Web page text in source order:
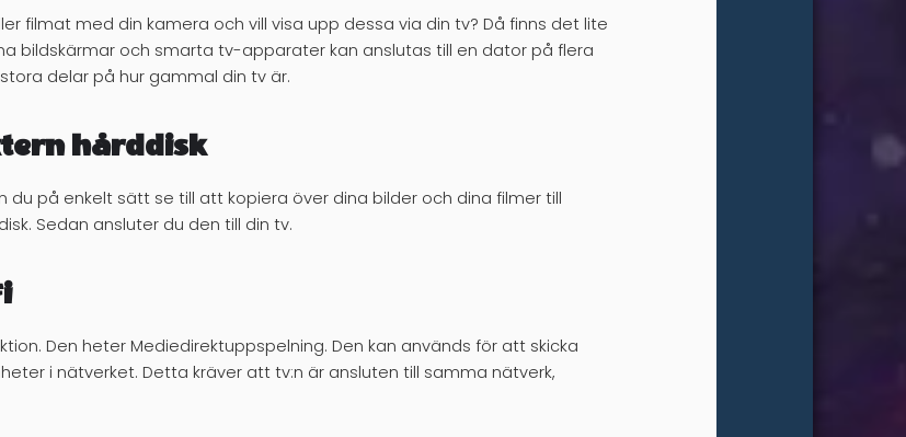
filmat med din kamera och vill visa upp dessa via din tv? Då finns det lite
bildskärmar och smarta tv-apparater kan anslutas till en dator på flera
delar på hur gammal din tv är.
hårddisk
du på enkelt sätt se till att kopiera över dina bilder och dina filmer till
Sedan ansluter du den till din tv.
Den heter Mediedirektuppspelning. Den kan används för att skicka
i nätverket. Detta kräver att tv:n är ansluten till samma nätverk,